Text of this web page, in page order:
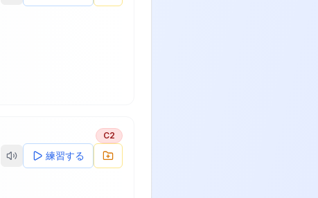
C2
練習する